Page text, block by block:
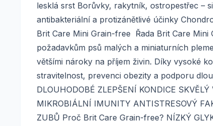
lesklá srst Borůvky, rakytník, ostropestřec –
antibakteriální a protizánětlivé účinky
Brit Care Mini Grain-free Řada Brit Care
požadavkům psů malých a miniaturních
většími nároky na příjem živin. Díky vysoké
stravitelnost, prevenci obezity a podporu
DLOUHODOBÉ ZLEPŠENÍ KONDICE
MIKROBIÁLNÍ IMUNITY ANTISTRESOVÝ
ZUBŮ Proč Brit Care Grain-free? NÍZKÝ